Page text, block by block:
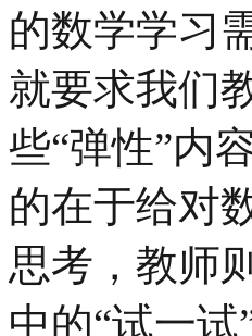
的数学学习
就要求我们
些“弹性”内
的在于给对
思考，教师
中的“试一